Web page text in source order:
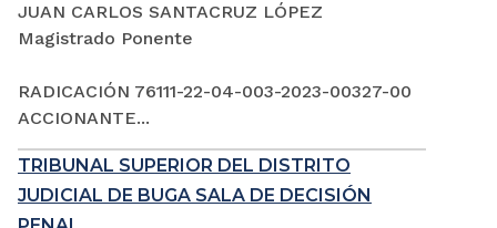
JUAN CARLOS SANTACRUZ LÓPEZ
Magistrado Ponente
RADICACIÓN 76111-22-04-003-2023-00327-00
ACCIONANTE...
TRIBUNAL SUPERIOR DEL DISTRITO
JUDICIAL DE BUGA SALA DE DECISIÓN